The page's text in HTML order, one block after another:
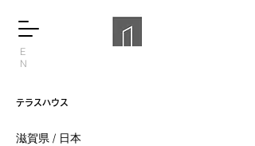
E
N
テラスハウス
滋賀県 / 日本